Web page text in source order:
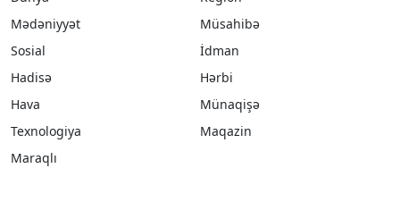
Mədəniyyət
Müsahibə
Sosial
İdman
Hadisə
Hərbi
Hava
Münaqişə
Texnologiya
Maqazin
Maraqlı